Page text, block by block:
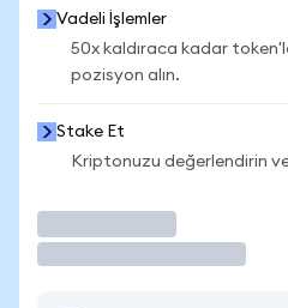
Vadeli İşlemler
50x kaldıraca kadar
pozisyon alın.
Stake Et
Kriptonuzu değerlendirin